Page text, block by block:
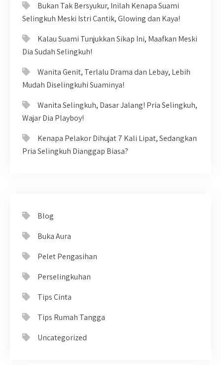
Bukan Tak Bersyukur, Inilah Kenapa Suami
Selingkuh Meski Istri Cantik, Glowing dan Kaya!
Kalau Suami Tunjukkan Sikap Ini, Maafkan Meski
Dia Sudah Selingkuh!
Wanita Genit, Terlalu Drama dan Lebay, Lebih
Mudah Diselingkuhi Suaminya!
Wanita Selingkuh, Dasar Jalang! Pria Selingkuh,
Wajar Dia Playboy!
Kenapa Pelakor Dihujat 7 Kali Lipat, Sedangkan
Pria Selingkuh Dianggap Biasa?
Blog
Buka Aura
Pelet Pengasihan
Perselingkuhan
Tips Cinta
Tips Rumah Tangga
Uncategorized